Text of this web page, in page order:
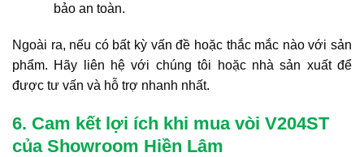
bảo an toàn.
Ngoài ra, nếu có bất kỳ vấn đề hoặc thắc mắc nào với sản
phẩm. Hãy liên hệ với chúng tôi hoặc nhà sản xuất để
được tư vấn và hỗ trợ nhanh nhất.
6. Cam kết lợi ích khi mua vòi V204ST
của Showroom Hiền Lâm